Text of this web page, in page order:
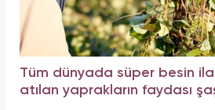
Tüm dünyada süper besin
atılan yaprakların faydası